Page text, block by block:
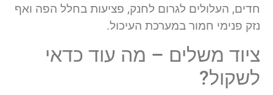
חדים, העלולים לגרום לחנק, פציעות בחלל הפה ואף
נזק פנימי חמור במערכת העיכול.
ציוד משלים – מה עוד כדאי
לשקול?